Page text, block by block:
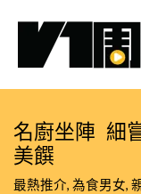
名廚坐陣 細
美饌
最熱推介, 為食男女,